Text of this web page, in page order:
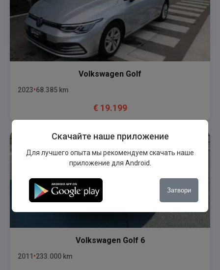
Volkswagen Golf
2023 68.385 km
€ 19.199
Volkswagen Golf 6
2011 233.000 km
Скачайте наше приложение
Для лучшего опыта мы рекомендуем скачать наше
приложение для Android.
Затвори